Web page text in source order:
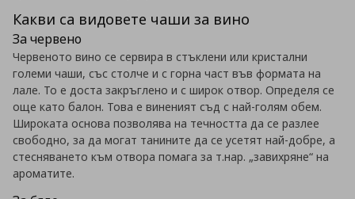
Какви са видовете чаши за вино
За червено
Червеното вино се сервира в стъклени или кристални
големи чаши, със столче и с горна част във формата на
лале. То е доста закръглено и с широк отвор. Определя се
още като балон. Това е виненият съд с най-голям обем.
Широката основа позволява на течността да се разлее
свободно, за да могат танините да се усетят най-добре, а
стесняването към отвора помага за т.нар. „завихряне“ на
ароматите.